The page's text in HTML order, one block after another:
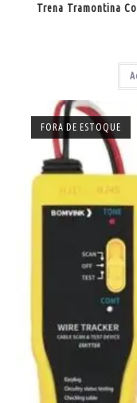
Trena Tramontina
FORA DE ESTOQUE